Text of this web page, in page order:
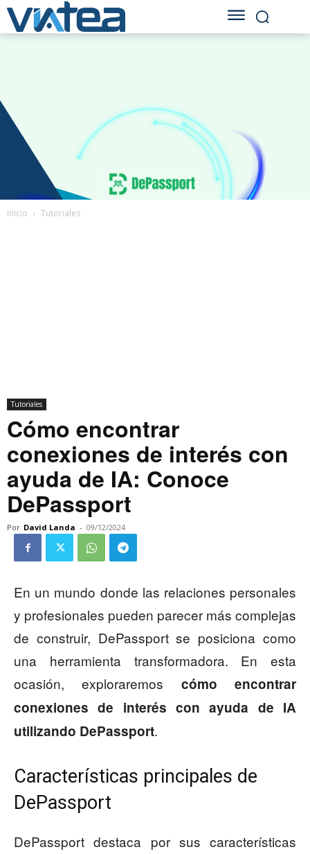
Inicio Tutoriales
Tutoriales
Cómo encontrar
conexiones de interés con
ayuda de IA: Conoce
DePassport
Por David Landa - 09/12/2024
En un mundo donde las relaciones personales
y profesionales pueden parecer más complejas
de construir, DePassport se posiciona como
una herramienta transformadora. En esta
ocasión, exploraremos cómo encontrar
conexiones de interés con ayuda de IA
utilizando DePassport.
Características principales de
DePassport
DePassport destaca por sus características